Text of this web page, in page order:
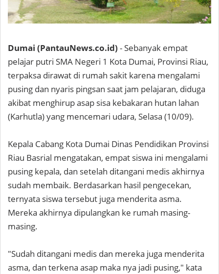
Dumai (PantauNews.co.id) - Sebanyak empat
pelajar putri SMA Negeri 1 Kota Dumai, Provinsi Riau,
terpaksa dirawat di rumah sakit karena mengalami
pusing dan nyaris pingsan saat jam pelajaran, diduga
akibat menghirup asap sisa kebakaran hutan lahan
(Karhutla) yang mencemari udara, Selasa (10/09).
Kepala Cabang Kota Dumai Dinas Pendidikan Provinsi
Riau Basrial mengatakan, empat siswa ini mengalami
pusing kepala, dan setelah ditangani medis akhirnya
sudah membaik. Berdasarkan hasil pengecekan,
ternyata siswa tersebut juga menderita asma.
Mereka akhirnya dipulangkan ke rumah masing-
masing.
"Sudah ditangani medis dan mereka juga menderita
asma, dan terkena asap maka nya jadi pusing," kata